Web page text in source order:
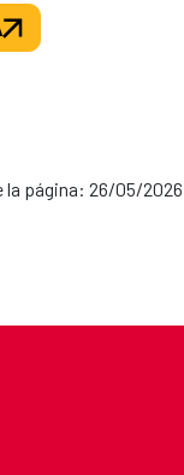
la página: 26/05/2026